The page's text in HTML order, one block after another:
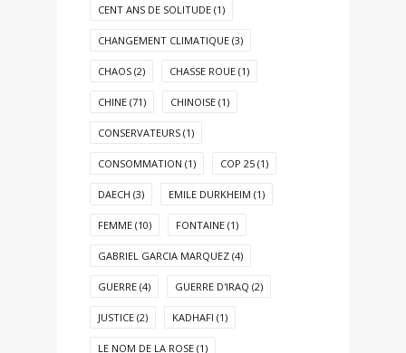
CENT ANS DE SOLITUDE (1)
CHANGEMENT CLIMATIQUE (3)
CHAOS (2) CHASSE ROUE (1)
CHINE (71) CHINOISE (1)
CONSERVATEURS (1)
CONSOMMATION (1) COP 25 (1)
DAECH (3) EMILE DURKHEIM (1)
FEMME (10) FONTAINE (1)
GABRIEL GARCIA MARQUEZ (4)
GUERRE (4) GUERRE D'IRAQ (2)
JUSTICE (2) KADHAFI (1)
LE NOM DE LA ROSE (1)